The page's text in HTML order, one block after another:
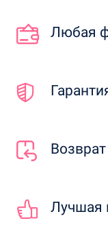
Любая
Лучшая